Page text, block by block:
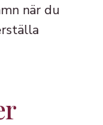
när du